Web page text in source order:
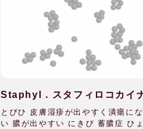
Staphyl．スタフィロコカイ
とびひ 皮膚湿疹が出やすく潰瘍に
い 膿が出やすい にきび 蓄膿症 ひょ